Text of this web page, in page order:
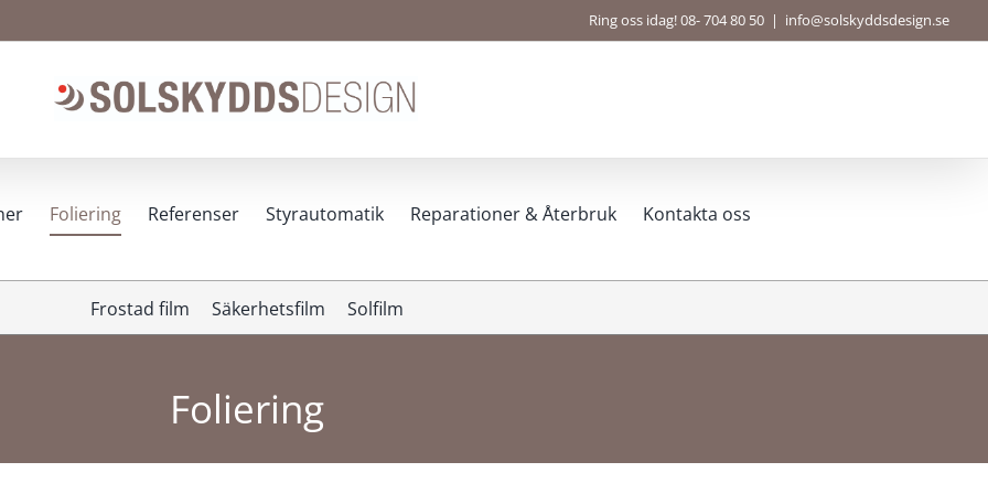
Frostad film Säkerhetsfilm Solfilm
Ring oss idag! 08- 704 80 50 | info@solskyddsdesign.se
Foliering Referenser Styrautomatik Reparationer & Återbruk Kontakta oss
Foliering